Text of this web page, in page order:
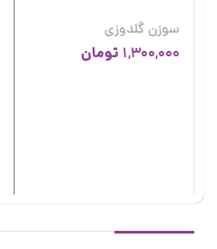
سوزن گلدوزی
1,300,000 تومان